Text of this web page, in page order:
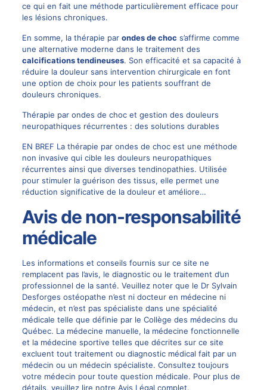
ce qui en fait une méthode particulièrement efficace pour
les lésions chroniques.
En somme, la thérapie par ondes de choc s’affirme comme
une alternative moderne dans le traitement des
calcifications tendineuses. Son efficacité et sa capacité à
réduire la douleur sans intervention chirurgicale en font
une option de choix pour les patients souffrant de
douleurs chroniques.
Thérapie par ondes de choc et gestion des douleurs
neuropathiques récurrentes : des solutions durables
EN BREF La thérapie par ondes de choc est une méthode
non invasive qui cible les douleurs neuropathiques
récurrentes ainsi que diverses tendinopathies. Utilisée
pour stimuler la guérison des tissus, elle permet une
réduction significative de la douleur et améliore…
Avis de non-responsabilité
médicale
Les informations et conseils fournis sur ce site ne
remplacent pas l’avis, le diagnostic ou le traitement d’un
professionnel de la santé. Veuillez noter que le Dr Sylvain
Desforges ostéopathe n’est ni docteur en médecine ni
médecin, et n’est pas spécialiste dans une spécialité
médicale telle que définie par le Collège des médecins du
Québec. La médecine manuelle, la médecine fonctionnelle
et la médecine sportive telles que décrites sur ce site
excluent tout traitement ou diagnostic médical fait par un
médecin ou un médecin spécialiste. Consultez toujours
votre médecin pour toute question médicale. Pour plus de
détails, veuillez lire notre Avis Légal complet.